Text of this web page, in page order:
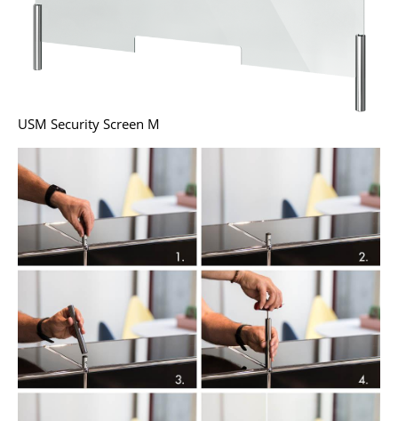
Lampes sans fil
... voir tous les luminaires
Lits doubles
Lits empilables
Lits enfants
Tables de chevet et Accessoires de lit
... voir tous les lits
Accessoires
Horloges
USM Security Screen M